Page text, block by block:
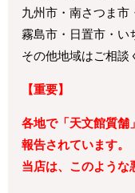
九州市・南さつま市
霧島市・日置市・
その他地域はご相談
【重要】
各地で「天文館質舗
報告されています。
当店は、このような